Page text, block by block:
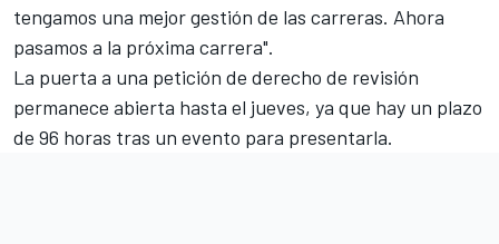
tengamos una mejor gestión de las carreras. Ahora
pasamos a la próxima carrera".
La puerta a una petición de derecho de revisión
permanece abierta hasta el jueves, ya que hay un plazo
de 96 horas tras un evento para presentarla.